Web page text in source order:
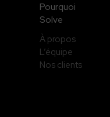
Pourquoi
Solve
À propos
L’équipe
Nos clients